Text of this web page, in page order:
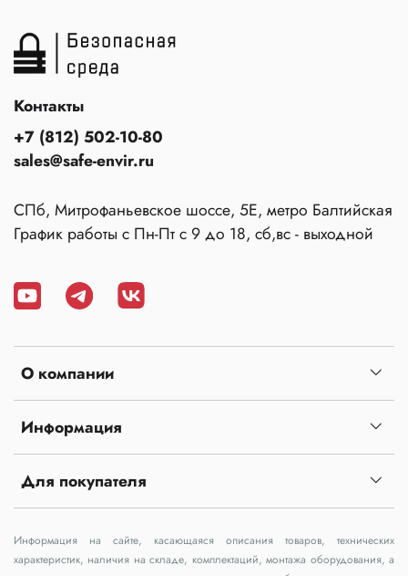
О компании
Информация
Для покупателя
Контакты
+7 (812) 502-10-80
sales@safe-envir.ru
СПб, Митрофаньевское шоссе, 5Е, метро Балтийская
График работы с Пн-Пт с 9 до 18, сб,вс - выходной
Информация на сайте, касающаяся описания товаров, технических
характеристик, наличия на складе, комплектаций, монтажа оборудования, а